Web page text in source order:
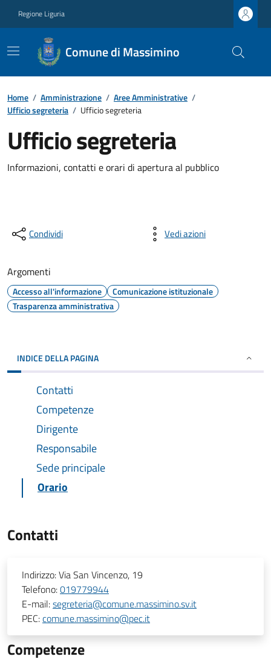
Regione Liguria
Comune di Massimino
Home / Amministrazione / Aree Amministrative /
Ufficio segreteria / Ufficio segreteria
Ufficio segreteria
Informazioni, contatti e orari di apertura al pubblico
Condividi Vedi azioni
Argomenti
Accesso all'informazione
Comunicazione istituzionale
Trasparenza amministrativa
INDICE DELLA PAGINA
Contatti
Competenze
Dirigente
Responsabile
Sede principale
Orario
Contatti
Indirizzo:Via San Vincenzo, 19
Telefono:019779944
E-mail:segreteria@comune.massimino.sv.it
PEC:comune.massimino@pec.it
Competenze